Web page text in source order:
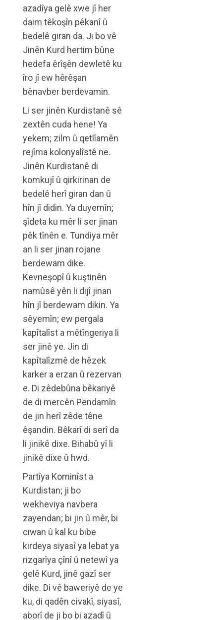
azadîya gelê xwe jî her
daim têkoşîn pêkanî û
bedelê giran da. Ji bo vê
Jinên Kurd hertim bûne
hedefa êrîşên dewletê ku
îro jî ew hêrêşan
bênavber berdevamin.
Li ser jinên Kurdistanê sê
zextên cuda hene! Ya
yekem; zilm û qetlîamên
rejîma kolonyalîstê ne.
Jinên Kurdistanê di
komkujî û qirkirinan de
bedelê herî giran dan û
hîn jî didin. Ya duyemîn;
şîdeta ku mêr li ser jinan
pêk tînên e. Tundiya mêr
an li ser jinan rojane
berdewam dike.
Kevneşopî û kuştinên
namûsê yên li dijî jinan
hîn jî berdewam dikin. Ya
sêyemîn; ew pergala
kapîtalîst a mêtîngeriya li
ser jinê ye. Jin di
kapîtalîzmê de hêzek
karker a erzan û rezervan
e. Di zêdebûna bêkariyê
de di mercên Pendamîn
de jin herî zêde têne
êşandin. Bêkarî di serî da
li jinikê dixe. Bihabû yî li
jinikê dixe û hwd.
Partîya Kominîst a
Kurdistan; ji bo
wekheviya navbera
zayendan; bi jin û mêr, bi
ciwan û kal ku bibe
kirdeya siyasî ya lebat ya
rizgarîya çînî û netewî ya
gelê Kurd, jinê gazî ser
dike. Di vê baweriyê de ye
ku, di qadên civakî, siyasî,
aborî de ji bo bi azadî û